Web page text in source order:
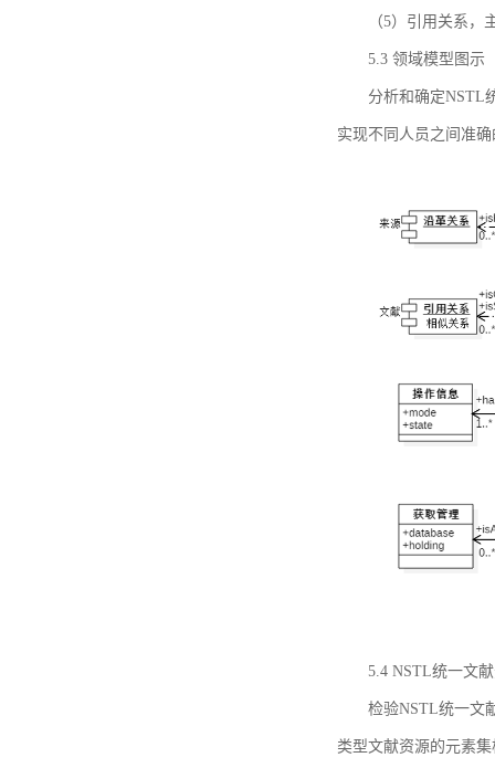
（5）引用关系，
5.3 领域模型图示
分析和确定NSTL
实现不同人员之间准
5.4 NSTL统一文
检验NSTL统一文
类型文献资源的元素